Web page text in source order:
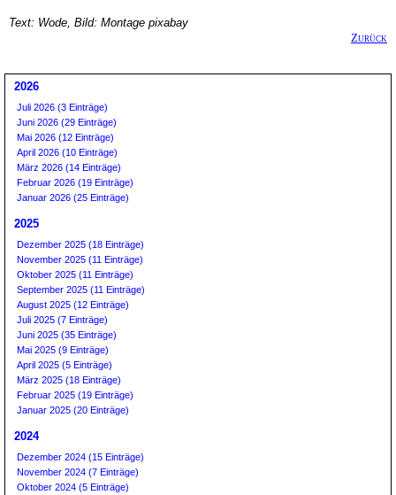
Text: Wode, Bild: Montage pixabay
Zurück
2026
Juli 2026 (3 Einträge)
Juni 2026 (29 Einträge)
Mai 2026 (12 Einträge)
April 2026 (10 Einträge)
März 2026 (14 Einträge)
Februar 2026 (19 Einträge)
Januar 2026 (25 Einträge)
2025
Dezember 2025 (18 Einträge)
November 2025 (11 Einträge)
Oktober 2025 (11 Einträge)
September 2025 (11 Einträge)
August 2025 (12 Einträge)
Juli 2025 (7 Einträge)
Juni 2025 (35 Einträge)
Mai 2025 (9 Einträge)
April 2025 (5 Einträge)
März 2025 (18 Einträge)
Februar 2025 (19 Einträge)
Januar 2025 (20 Einträge)
2024
Dezember 2024 (15 Einträge)
November 2024 (7 Einträge)
Oktober 2024 (5 Einträge)